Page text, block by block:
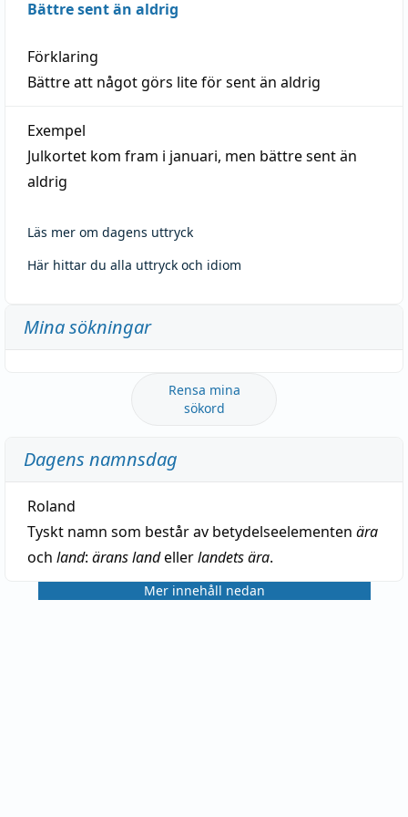
Bättre sent än aldrig
Förklaring
Bättre att något görs lite för sent än aldrig
Exempel
Julkortet kom fram i januari, men bättre sent än
aldrig
Läs mer om dagens uttryck
Här hittar du alla uttryck och idiom
Mina sökningar
Rensa mina
sökord
Dagens namnsdag
Roland
Tyskt namn som består av betydelseelementen ära
och land: ärans landellerlandets ära.
Mer innehåll nedan